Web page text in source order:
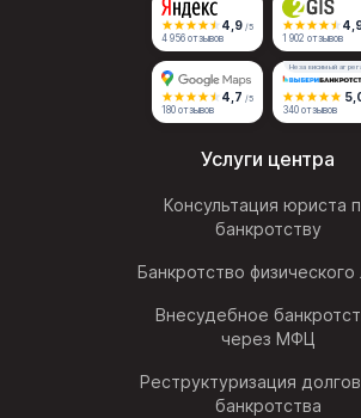
4,9 /5
4 956 отзывов 1 902 отзывов
4,7 /5
180 отзывов
Независимый
340 отзывов
Услуги центра
Консультация юриста
банкротству
Банкротство физического
Внесудебное
через МФЦ
Реструктуризация
банкротства